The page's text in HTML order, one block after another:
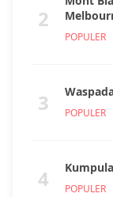
2
POPULER
3 POPULER
4 POPULER